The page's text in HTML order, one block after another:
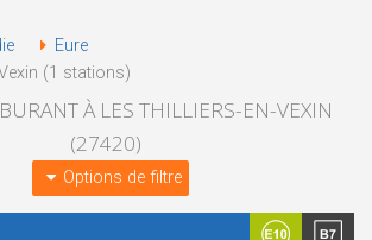
Eure
(1 stations)
À LES THILLIERS-EN-VEXIN
(27420)
Options de filtre